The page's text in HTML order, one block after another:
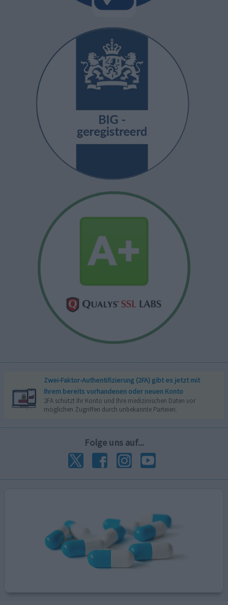
Zwei-Faktor-Authentifizierung (2FA) gibt es jetzt mit
Ihrem bereits vorhandenen oder neuen Konto
2FA schützt Ihr Konto und Ihre medizinischen Daten vor
möglichen Zugriffen durch unbekannte Parteien.
Folge uns auf...